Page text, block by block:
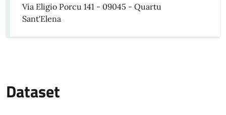
Via Eligio Porcu 141 - 09045 - Quartu
Sant'Elena
Dataset